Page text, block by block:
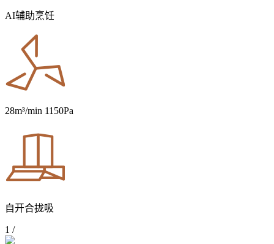
AI辅助烹饪
28m³/min 1150Pa
自开合拢吸
1 /